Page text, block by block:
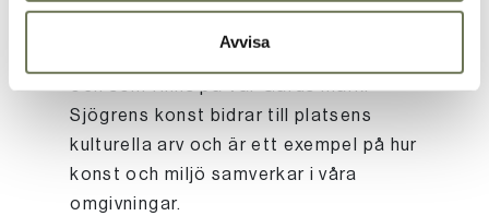
Avvisa
Sjögrens konst bidrar till platsens
kulturella arv och är ett exempel på hur
konst och miljö samverkar i våra
omgivningar.